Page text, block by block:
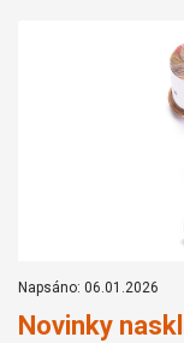
Napsáno: 06.01.2026
Novinky